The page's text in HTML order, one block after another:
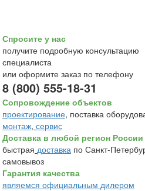
Спросите у нас
получите подробную консультацию
специалиста
или оформите заказ по телефону
8 (800) 555-18-31
Сопровождение объектов
проектирование, поставка
монтаж, сервис
Доставка в любой регион России
быстрая доставка по Санкт-
самовывоз
Гарантия качества
являемся официальным дилером